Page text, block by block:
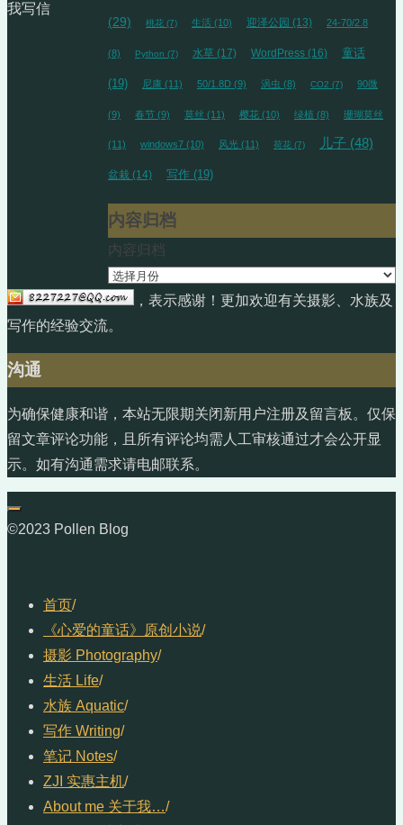
(29) 桃花 (7) 生活 (10) 迎泽公园 (13) 24-70/2.8
(8) Python (7) 水草 (17) WordPress (16) 童话
(19) 尼康 (11) 50/1.8D (9) 涡虫 (8) CO2 (7) 90微
(9) 春节 (9) 莫丝 (11) 樱花 (10) 绿植 (8) 珊瑚莫丝
(11) windows7 (10) 风光 (11) 荷花 (7) 儿子 (48)
盆栽 (14) 写作 (19)
内容归档
内容归档
我写信
，表示感谢！更加欢迎有关摄影、水族及
写作的经验交流。
沟通
为确保健康和谐，本站无限期关闭新用户注册及留言板。仅保
留文章评论功能，且所有评论均需人工审核通过才会公开显
示。如有沟通需求请电邮联系。
©2023 Pollen Blog
首页/
《心爱的童话》原创小说/
摄影 Photography/
生活 Life/
水族 Aquatic/
写作 Writing/
笔记 Notes/
ZJI 实惠主机/
About me 关于我…/